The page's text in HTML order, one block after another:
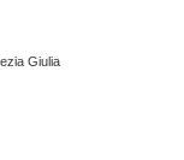
Giulia